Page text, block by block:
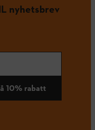
nyhetsbrev
10% rabatt